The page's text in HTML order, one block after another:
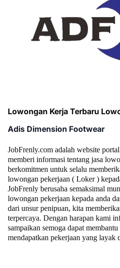
Lowongan Kerja Terbaru
Adis Dimension Footwear
JobFrenly.com adalah website
memberi informasi tentang jasa
berkomitmen untuk selalu
lowongan pekerjaan ( Loker )
JobFrenly berusaha semaksimal
lowongan pekerjaan kepada anda
dari unsur penipuan, kita
terpercaya. Dengan harapan kami
sampaikan semoga dapat
mendapatkan pekerjaan yang layak